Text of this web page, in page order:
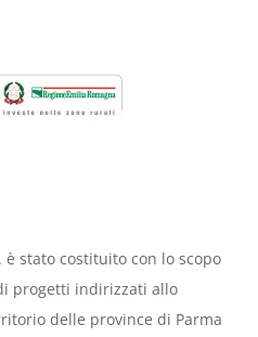
è stato costituito con lo scopo
progetti indirizzati allo
delle province di Parma